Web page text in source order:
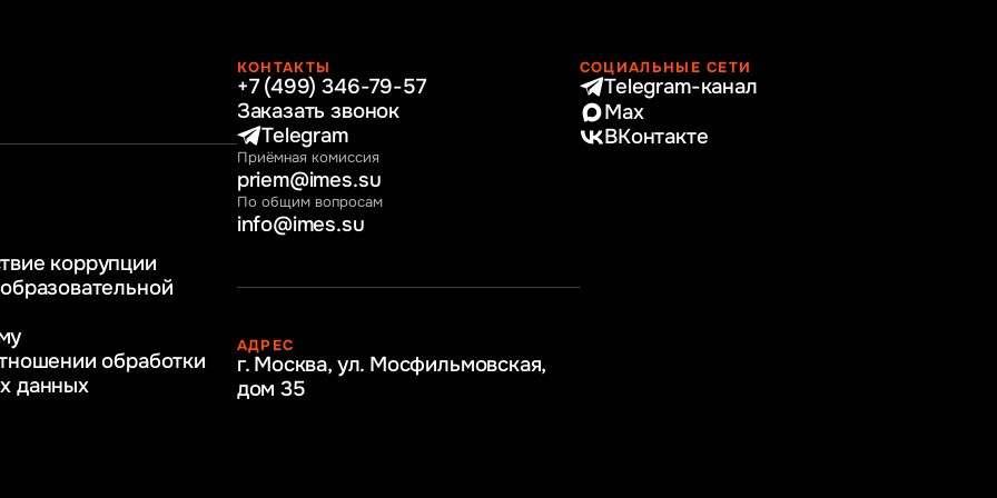
коррупции
обработки
данных
КОНТАКТЫ
+7 (499) 346-79-57
Заказать звонок
Telegram
Приёмная комиссия
priem@imes.su
По общим вопросам
info@imes.su
АДРЕС
г. Москва, ул. Мосфильмовская,
дом 35
СОЦИАЛЬНЫЕ СЕТИ
Telegram-канал
Max
ВКонтакте